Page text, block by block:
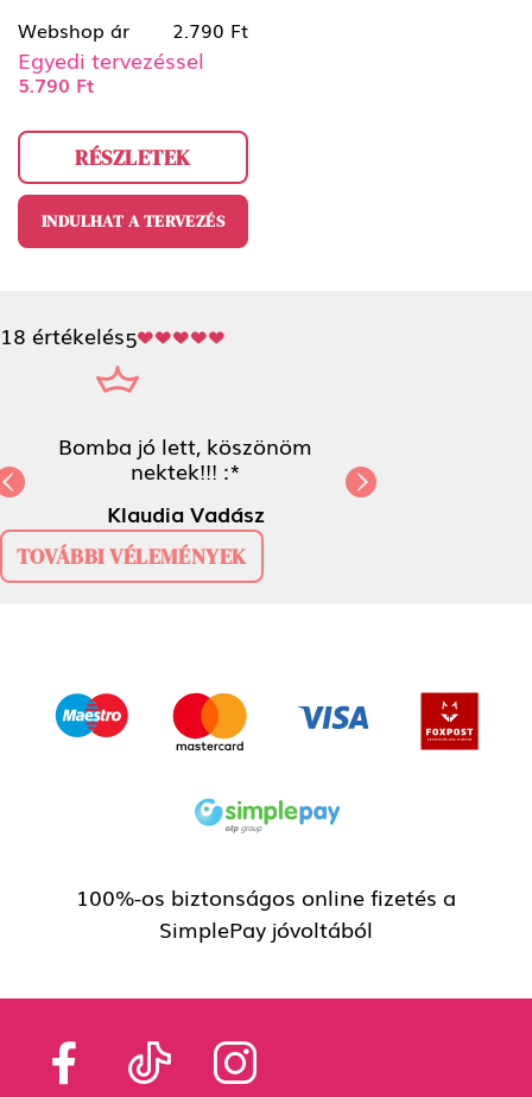
Webshop ár 2.790 Ft
Egyedi tervezéssel
5.790 Ft
RÉSZLETEK
INDULHAT A TERVEZÉS
18 értékelés5
Bomba jó lett, köszönöm nektek!!! :*
Klaudia Vadász
Previous
TOVÁBBI VÉLEMÉNYEK
100%-os biztonságos online fizetés a